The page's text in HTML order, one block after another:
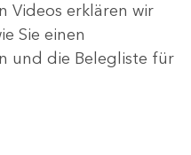
Videos erklären wir
Sie einen
und die Belegliste für